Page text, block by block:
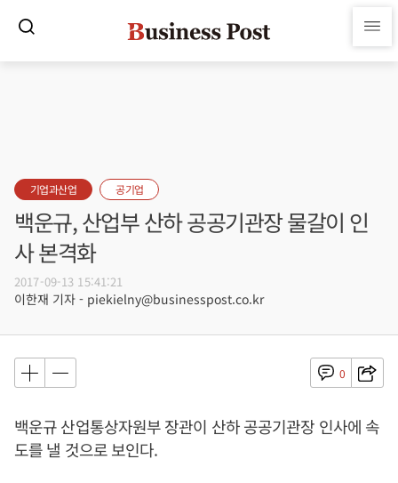
기업과산업 공기업
백운규, 산업부 산하 공공기관장 물갈이 인
사 본격화
2017-09-13 15:41:21
이한재 기자 - piekielny@businesspost.co.kr
0
백운규 산업통상자원부 장관이 산하 공공기관장 인사에 속
도를 낼 것으로 보인다.